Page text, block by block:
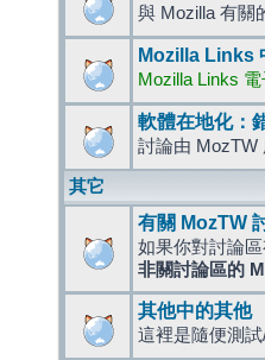
與 Mozilla 有關
Mozilla Links
Mozilla Links
軟體在地化：
討論由 MozTW
其它
有關 MozTW
如果你對討論
非關討論區的
其他中的其他
這裡是隨便測